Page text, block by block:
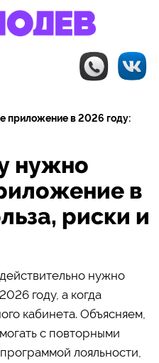
приложение в 2026 году:
нужно
в
риски и
нужно
году, а когда
кабинета. Объясняем,
с повторными
лояльности,